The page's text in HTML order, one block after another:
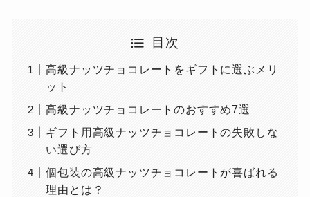
目次
高級ナッツチョコレートをギフトに選ぶメリ
ット
高級ナッツチョコレートのおすすめ7選
ギフト用高級ナッツチョコレートの失敗しな
い選び方
個包装の高級ナッツチョコレートが喜ばれる
理由とは？